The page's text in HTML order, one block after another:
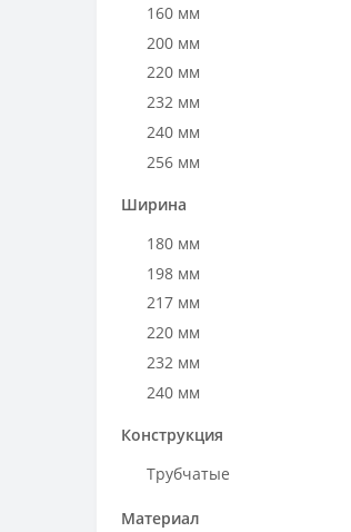
GET UP
JAZZ_S
MAREA
MINUETTE
NET
NOVO CULT
OASI
ODDO
ORIMONO
PAGE
Piano
QUADRAQUA
RELAX
160 мм
200 мм
220 мм
232 мм
240 мм
256 мм
271 мм
292 мм
300 мм
320 мм
325 мм
328 мм
334 мм
344 мм
364 мм
373 мм
Ширина
180 мм
198 мм
217 мм
220 мм
232 мм
240 мм
266 мм
270 мм
271 мм
Конструкция
Трубчатые
Материал